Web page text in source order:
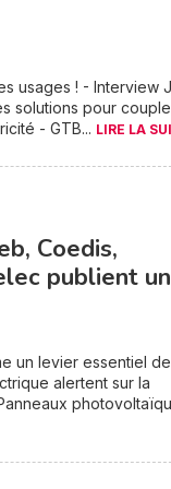
usages ! - Interview
solutions pour
- GTB... LIRE LA
Coedis,
publient
un levier essentiel
alertent sur la